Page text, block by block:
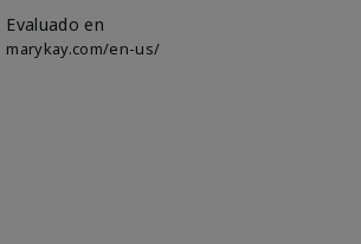
Evaluado en
marykay.com/en-us/